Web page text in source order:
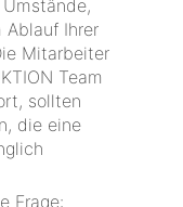
Ablauf Ihrer
Mitarbeiter
Team
sollten
die eine
Frage: